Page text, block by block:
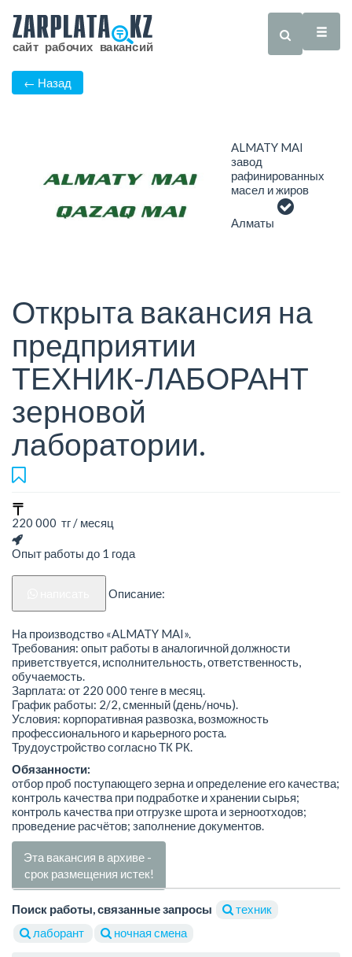
← Назад
ALMATY MAI
завод
рафинированных
масел и жиров
Алматы
Открыта вакансия на
предприятии
ТЕХНИК-ЛАБОРАНТ
зерновой
лаборатории.
220 000 тг / месяц
Опыт работы до 1 года
Описание:
На производство «ALMATY MAI».
Требования: опыт работы в аналогичной должности
приветствуется, исполнительность, ответственность,
обучаемость.
Зарплата: от 220 000 тенге в месяц.
График работы: 2/2, сменный (день/ночь).
Условия: корпоративная развозка, возможность
профессионального и карьерного роста.
Трудоустройство согласно ТК РК.
Обязанности:
отбор проб поступающего зерна и определение его качества;
контроль качества при подработке и хранении сырья;
контроль качества при отгрузке шрота и зерноотходов;
проведение расчётов; заполнение документов.
Эта вакансия в архиве -
срок размещения истек!
Поиск работы, связанные запросы
техник
лаборант
ночная смена